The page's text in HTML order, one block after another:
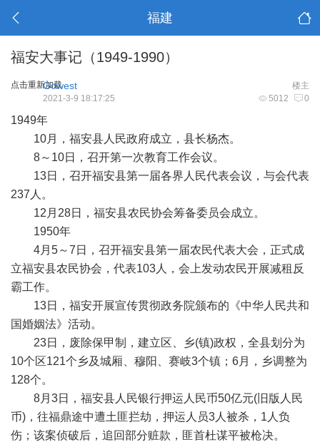
福建
福安大事记（1949-1990）
点击重新加载 楼主
Gowest
5012 0
2021-3-9 18:17:25
1949年
10月，福安县人民政府成立，县长杨杰。
8～10日，召开第一次教育工作会议。
13日，召开福安县第一届各界人民代表会议，与会代表
237人。
12月28日，福安县农民协会筹备委员会成立。
1950年
4月5～7日，召开福安县第一届农民代表大会，正式成
立福安县农民协会，代表103人，会上发动农民开展减租反
霸工作。
13日，福安开展宣传贯彻政务院颁布的《中华人民共和
国婚姻法》活动。
23日，废除保甲制，建立区、乡(镇)政权，全县划分为
10个区121个乡及城厢、穆阳、赛岐3个镇；6月，乡调整为
128个。
8月3日，福安县人民银行押运人民币50亿元(旧版人民
币)，往福鼎途中遭土匪拦劫，押运人员3人被杀，1人负
伤；该案侦破后，追回部分赃款，匪首杜谋平被枪决。